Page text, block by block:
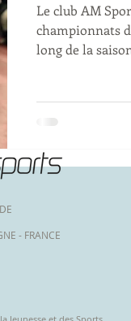
Le club AM
championnats
long de la
- FRANCE
Jeunesse et des Sports